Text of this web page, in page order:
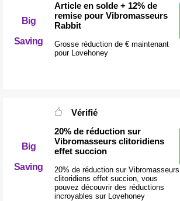
Big
Saving
Article en solde + 12% de
remise pour Vibromasseurs
Rabbit
Grosse réduction de € maintenant
pour Lovehoney
Big
Saving
Vérifié
20% de réduction sur
Vibromasseurs clitoridiens
effet succion
20% de réduction sur Vibromasseurs
clitoridiens effet succion, vous
pouvez découvrir des réductions
incroyables sur Lovehoney